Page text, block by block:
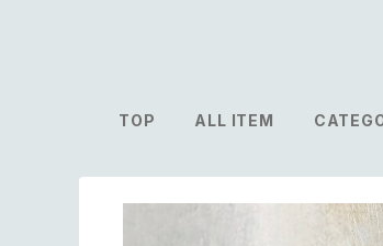
TOP ALL ITEM